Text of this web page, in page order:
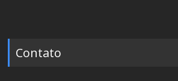
Contato